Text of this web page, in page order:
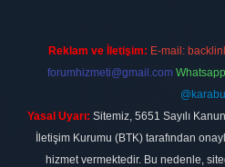
Reklam ve İletişim: E-mail:
forumhizmeti@gmail.com
@karabul
Yasal Uyarı: Sitemiz, 5651 Sayılı
İletişim Kurumu (BTK) tarafından
hizmet vermektedir. Bu nedenle,